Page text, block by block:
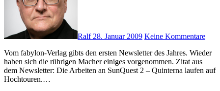
Ralf28. Januar 2009 Keine Kommentare
Vom fabylon-Verlag gibts den ersten Newsletter des Jahres. Wieder
haben sich die rührigen Macher einiges vorgenommen. Zitat aus
dem Newsletter: Die Arbeiten an SunQuest 2 – Quinterna laufen auf
Hochtouren.…